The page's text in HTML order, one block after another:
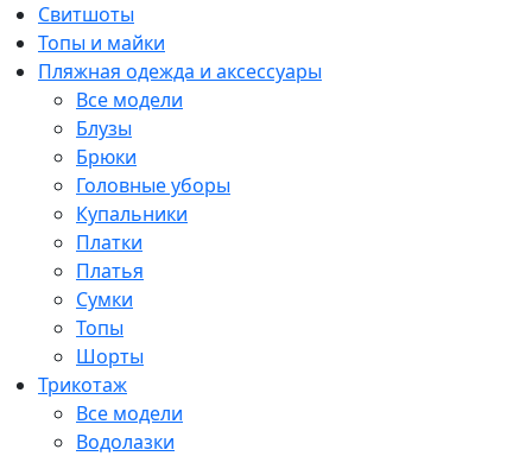
Свитшоты
Топы и майки
Пляжная одежда и аксессуары
Все модели
Блузы
Брюки
Головные уборы
Купальники
Платки
Платья
Сумки
Топы
Шорты
Трикотаж
Все модели
Водолазки